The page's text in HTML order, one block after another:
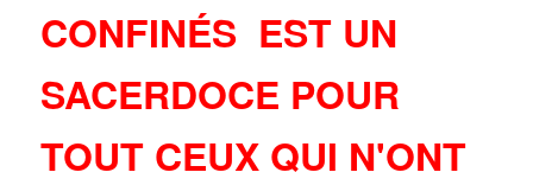
CONFINÉS EST UN
SACERDOCE POUR
TOUT CEUX QUI N'ONT